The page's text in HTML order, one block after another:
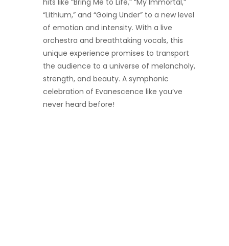
“Lithium,” and “Going Under” to a new level
of emotion and intensity. With a live
orchestra and breathtaking vocals, this
unique experience promises to transport
the audience to a universe of melancholy,
strength, and beauty. A symphonic
celebration of Evanescence like you’ve
never heard before!